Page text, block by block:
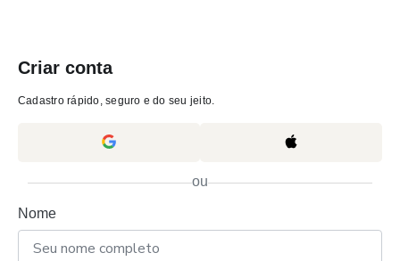
Criar conta
Cadastro rápido, seguro e do seu jeito.
ou
Nome